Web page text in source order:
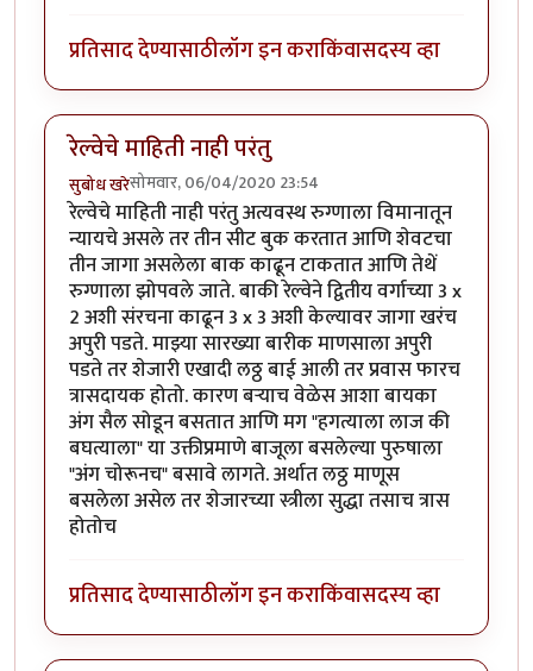
प्रतिसाद देण्यासाठीलॉग इन कराकिंवासदस्य व्हा
रेल्वेचे माहिती नाही परंतु
सुबोध खरेसोमवार, 06/04/2020 23:54
रेल्वेचे माहिती नाही परंतु अत्यवस्थ रुग्णाला विमानातून
न्यायचे असले तर तीन सीट बुक करतात आणि शेवटचा
तीन जागा असलेला बाक काढून टाकतात आणि तेथें
रुग्णाला झोपवले जाते. बाकी रेल्वेने द्वितीय वर्गाच्या 3 x
2 अशी संरचना काढून 3 x 3 अशी केल्यावर जागा खरंच
अपुरी पडते. माझ्या सारख्या बारीक माणसाला अपुरी
पडते तर शेजारी एखादी लठ्ठ बाई आली तर प्रवास फारच
त्रासदायक होतो. कारण बऱ्याच वेळेस आशा बायका
अंग सैल सोडून बसतात आणि मग "हगत्याला लाज की
बघत्याला" या उक्तीप्रमाणे बाजूला बसलेल्या पुरुषाला
"अंग चोरूनच" बसावे लागते. अर्थात लठ्ठ माणूस
बसलेला असेल तर शेजारच्या स्त्रीला सुद्धा तसाच त्रास
होतोच
प्रतिसाद देण्यासाठीलॉग इन कराकिंवासदस्य व्हा